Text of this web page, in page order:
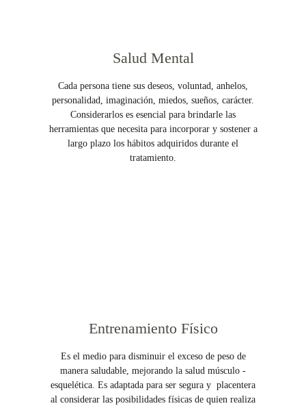
Entrenamiento Físico
Es el medio para disminuir el exceso de peso de
manera saludable, mejorando la salud músculo -
esquelética. Es adaptada para ser segura y placentera
al considerar las posibilidades físicas de quien realiza
Salud Mental
Cada persona tiene sus deseos, voluntad, anhelos,
personalidad, imaginación, miedos, sueños, carácter.
Considerarlos es esencial para brindarle las
herramientas que necesita para incorporar y sostener a
largo plazo los hábitos adquiridos durante el
tratamiento.